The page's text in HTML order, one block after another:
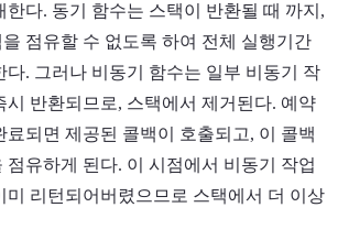
한다. 동기 함수는 스택이 반환될 때 까지,
점유할 수 없도록 하여 전체 실행기간
다. 그러나 비동기 함수는 일부 비동기 작
시 반환되므로, 스택에서 제거된다. 예약
료되면 제공된 콜백이 호출되고, 이 콜백
점유하게 된다. 이 시점에서 비동기 작업
미 리턴되어버렸으므로 스택에서 더 이상